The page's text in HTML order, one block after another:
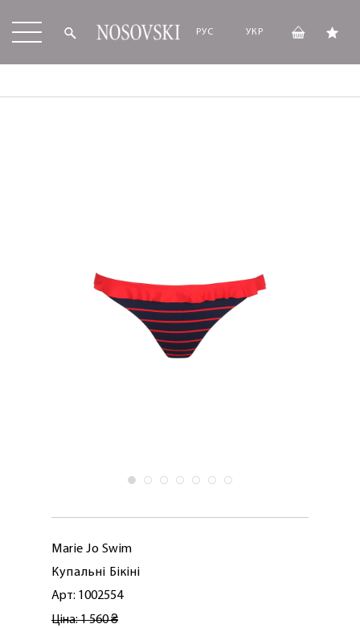
РУС УКР
Marie Jo Swim
Купальні Бікіні
Арт: 1002554
Ціна: 1 560 ₴